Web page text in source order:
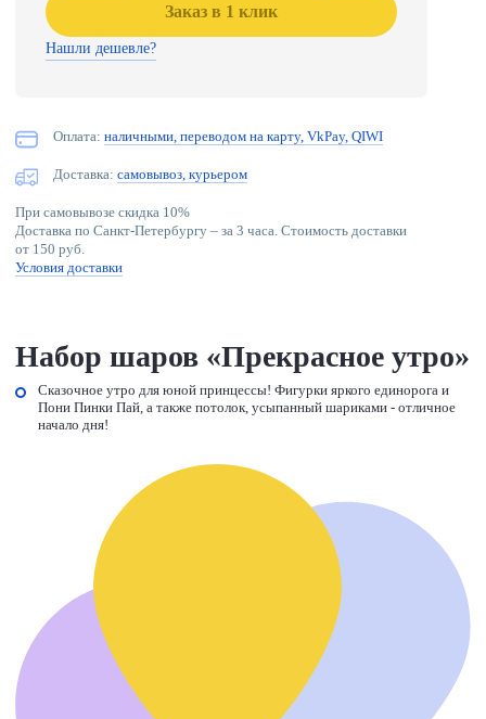
Набор шаров «Прекрасное утро»
Сказочное утро для юной принцессы! Фигурки яркого единорога и
Пони Пинки Пай, а также потолок, усыпанный шариками - отличное
начало дня!
Заказ в 1 клик
Нашли дешевле?
Оплата: наличными, переводом на карту, VkPay, QIWI
Доставка: самовывоз, курьером
При самовывозе скидка 10%
Доставка по Санкт-Петербургу – за 3 часа. Стоимость доставки
от 150 руб.
Условия доставки